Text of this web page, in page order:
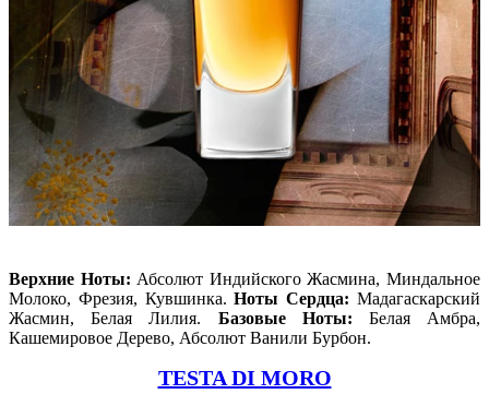
Верхние Ноты: Абсолют Индийского Жасмина, Миндальное
Молоко, Фрезия, Кувшинка.Ноты Сердца: Мадагаскарский
Жасмин, Белая Лилия. Базовые Ноты: Белая Амбра,
Кашемировое Дерево, Абсолют Ванили Бурбон.
TESTA DI MORO